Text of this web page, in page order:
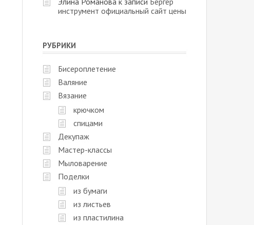
инструмент официальный сайт цены
РУБРИКИ
Бисероплетение
Валяние
Вязание
крючком
спицами
Декупаж
Мастер-классы
Мыловарение
Поделки
из бумаги
из листьев
из пластилина